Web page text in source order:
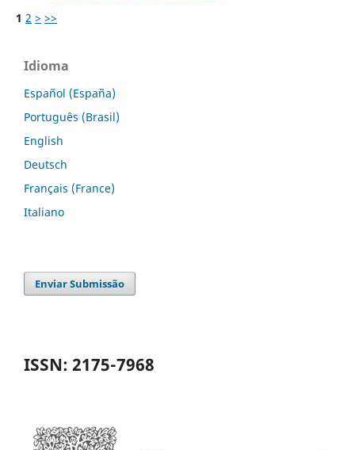
1 2 > >>
Idioma
Español (España)
Português (Brasil)
English
Deutsch
Français (France)
Italiano
Enviar Submissão
ISSN: 2175-7968